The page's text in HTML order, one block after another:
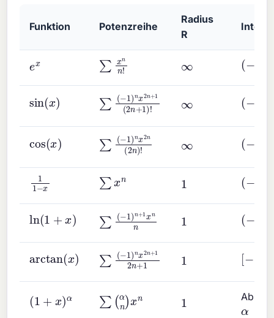
Funktion Potenzreihe
Radius
R
ex ∑x nn ∞ (
sin(x) −1 )nx2n+
∞ (
cos(x) −1 )nx2n
∞ (
1− ∑x n 1 (
ln(1 x ) −1 )n+1xn 1 (
arctan(x) −1 )nx2n+ 1 [
(1 x )α ∑(αn) n 1
α